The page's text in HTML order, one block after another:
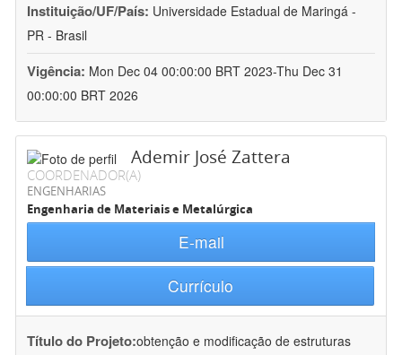
Instituição/UF/País: Universidade Estadual de Maringá -
PR - Brasil
Vigência: Mon Dec 04 00:00:00 BRT 2023-Thu Dec 31
00:00:00 BRT 2026
Ademir José Zattera
COORDENADOR(A)
ENGENHARIAS
Engenharia de Materiais e Metalúrgica
E-mail
Currículo
Título do Projeto:obtenção e modificação de estruturas